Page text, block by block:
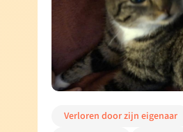
Verloren door zijn eigenaar